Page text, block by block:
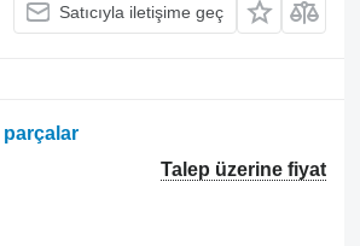
Satıcıyla iletişime geç
parçalar
Talep üzerine fiyat